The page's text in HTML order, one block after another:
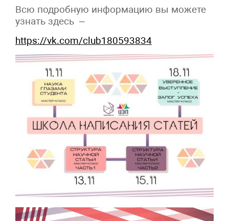
Всю подробную информацию вы можете
узнать здесь –
https://vk.com/club180593834